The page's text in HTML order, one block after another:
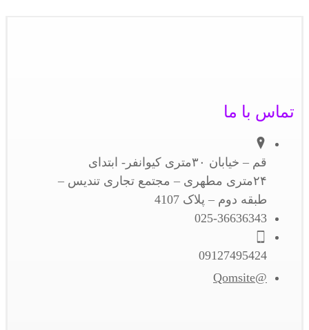
تماس با ما
قم – خیابان ۳۰متری کیوانفر- ابتدای
۲۴متری مطهری – مجتمع تجاری تندیس –
طبقه دوم – پلاک 4107
025-36636343
09127495424
@Qomsite